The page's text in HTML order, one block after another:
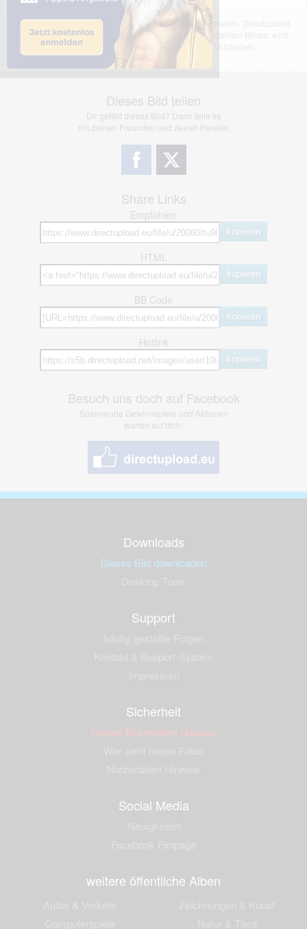
Das dargestellte Bild wurde von einem Nutzer hochgeladen. Directupload
übernimmt keinerlei Haftung für den Inhalt des dargestellten Bildes, wird
jedoch bei Verstößen nach §2(3) unserer AGB handeln.
Dieses Bild teilen
Dir gefällt dieses Bild? Dann teile es
mit deinen Freunden und deiner Familie.
Share Links
Empfohlen
kopieren
HTML
kopieren
BB Code
kopieren
Hotlink
kopieren
Besuch uns doch auf Facebook
Spannende Gewinnspiele und Aktionen
warten auf dich!
Downloads
Dieses Bild downloaden
Support
Sicherheit
Dieses Bild melden (Abuse)
Social Media
weitere öffentliche Alben